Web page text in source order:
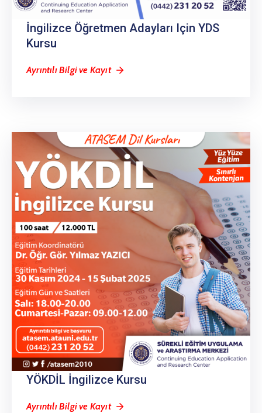
İngilizce Öğretmen Adayları Için YDS
Kursu
Ayrıntılı Bilgi ve Kayıt
YÖKDİL İngilizce Kursu
Ayrıntılı Bilgi ve Kayıt